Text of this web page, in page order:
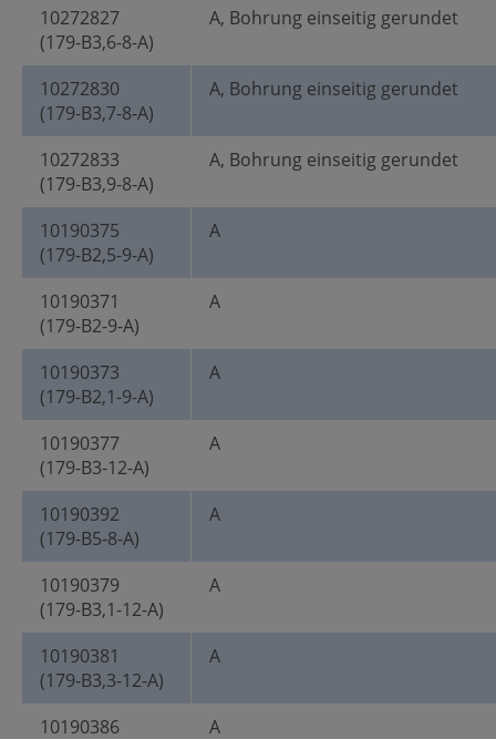
10272827
(179-B3,6-8-A)
A, Bohrung einseitig gerundet
10272830
(179-B3,7-8-A)
A, Bohrung einseitig gerundet
10272833
(179-B3,9-8-A)
A, Bohrung einseitig gerundet
10190375
(179-B2,5-9-A)
A
10190371
(179-B2-9-A)
A
10190373
(179-B2,1-9-A)
A
10190377
(179-B3-12-A)
A
10190392
(179-B5-8-A)
A
10190379
(179-B3,1-12-A)
A
10190381
(179-B3,3-12-A)
A
10190386
A